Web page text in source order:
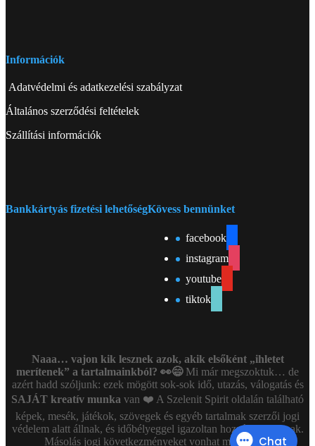
Információk
Adatvédelmi és adatkezelési szabályzat
Általános szerződési feltételek
Szállítási információk
Bankkártyás fizetési lehetőségKövess bennünket
facebook
instagram
youtube
tiktok
Naaa… vajon kik lesznek azok, akik elsőként „ihletet
merítenek” a tartalmainkból? 👀😄Mi már megszoktuk… de
azért hadd szóljunk: ezek mögött sok-sok idő, utazás, válogatás és
SAJÁT kreatív munka van ❤️ A Szelenit Spirit oldalán található
képek, mesék, játékok, szövegek és egyéb tartalmak szerzői jogi
védelem alatt állnak, és időbélyeggel igazoltan hozzánk tartoznak.
Másolás jogi következményeket vonhat maga után!